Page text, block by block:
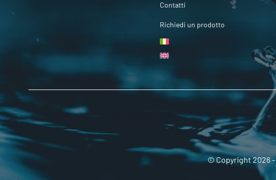
Contatti
Richiedi un prodotto
© Copyright 2026 -